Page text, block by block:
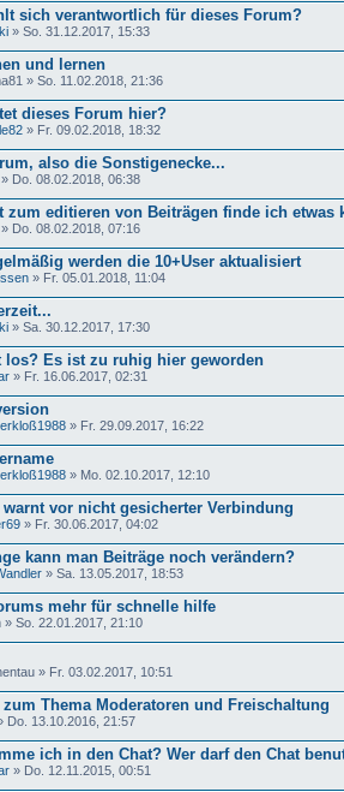
sich verantwortlich für dieses Forum?
» So. 31.12.2017, 15:33
und lernen
» So. 11.02.2018, 21:36
dieses Forum hier?
» Fr. 09.02.2018, 18:32
also die Sonstigenecke...
» Do. 08.02.2018, 06:38
zum editieren von Beiträgen finde ich etwas
» Do. 08.02.2018, 07:16
werden die 10+User aktualisiert
» Fr. 05.01.2018, 11:04
» Sa. 30.12.2017, 17:30
los? Es ist zu ruhig hier geworden
» Fr. 16.06.2017, 02:31
» Fr. 29.09.2017, 16:22
» Mo. 02.10.2017, 12:10
vor nicht gesicherter Verbindung
» Fr. 30.06.2017, 04:02
kann man Beiträge noch verändern?
» Sa. 13.05.2017, 18:53
mehr für schnelle hilfe
» So. 22.01.2017, 21:10
» Fr. 03.02.2017, 10:51
zum Thema Moderatoren und Freischaltung
Do. 13.10.2016, 21:57
ich in den Chat? Wer darf den Chat
» Do. 12.11.2015, 00:51